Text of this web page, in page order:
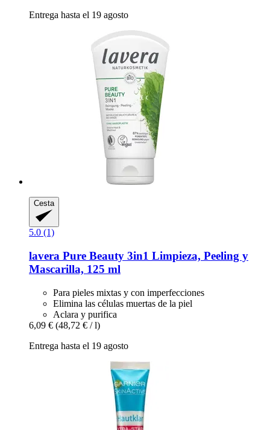
Entrega hasta el 19 agosto
Cesta
5.0 (1)
lavera Pure Beauty 3in1 Limpieza, Peeling y
Mascarilla, 125 ml
Para pieles mixtas y con imperfecciones
Elimina las células muertas de la piel
Aclara y purifica
6,09 € (48,72 € / l)
Entrega hasta el 19 agosto